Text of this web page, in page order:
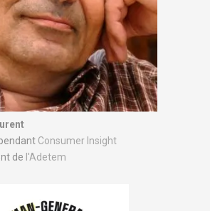
Consumer Insight
de l'Adetem